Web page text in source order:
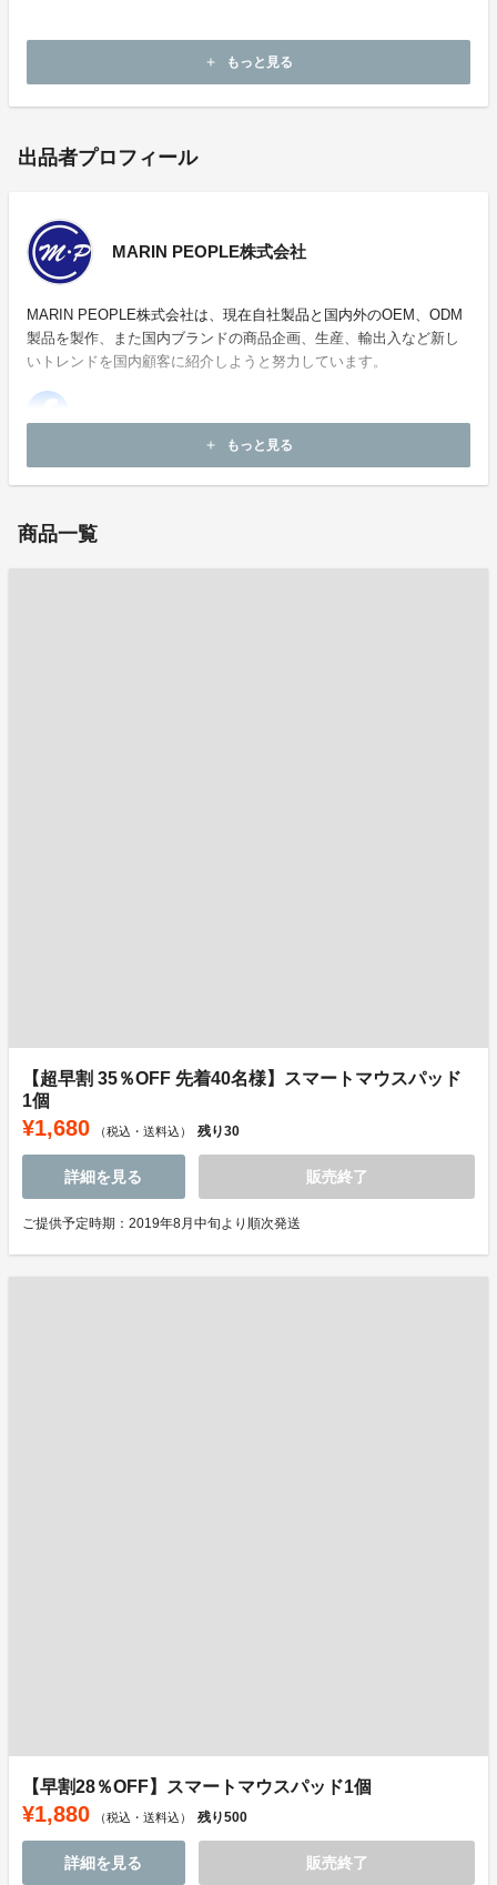
add もっと見る
出品者プロフィール
MARIN PEOPLE株式会社
MARIN PEOPLE株式会社は、現在自社製品と国内外のOEM、ODM
製品を製作、また国内ブランドの商品企画、生産、輸出入など新し
いトレンドを国内顧客に紹介しようと努力しています。
add もっと見る
商品一覧
【超早割 35％OFF 先着40名様】スマートマウスパッド
1個
¥1,680 （税込・送料込） 残り30
詳細を見る 販売終了
ご提供予定時期：2019年8月中旬より順次発送
【早割28％OFF】スマートマウスパッド1個
¥1,880 （税込・送料込） 残り500
詳細を見る 販売終了